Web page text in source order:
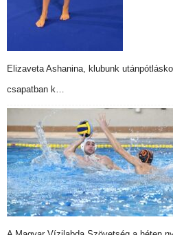
Elizaveta Ashanina, klubunk
csapatban k…